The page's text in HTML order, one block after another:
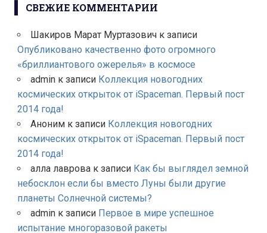
СВЕЖИЕ КОММЕНТАРИИ
Шакиров Марат Муртазовичк записи
Опубликовано качественно фото огромного
«бриллиантового ожерелья» в космосе
adminк записи Коллекция новогодних
космических открыток от iSpaceman. Первый пост
2014 года!
Анонимк записи Коллекция новогодних
космических открыток от iSpaceman. Первый пост
2014 года!
алла лавровак записи Как бы выглядел земной
небосклон если бы вместо Луны были другие
планеты Солнечной системы?
adminк записи Первое в мире успешное
испытание многоразовой ракеты